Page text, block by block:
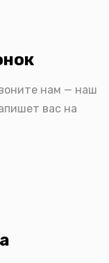
нам — наш
вас на